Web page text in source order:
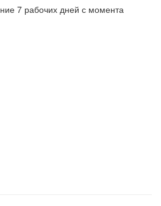
7 рабочих дней с момента